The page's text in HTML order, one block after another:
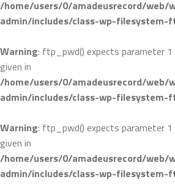
/home/users/0/amadeusrecord/
admin/includes/class-wp-filesystem-
Warning: ftp_pwd() expects parameter 1
given in
/home/users/0/amadeusrecord/
admin/includes/class-wp-filesystem-
Warning: ftp_pwd() expects parameter 1
given in
/home/users/0/amadeusrecord/
admin/includes/class-wp-filesystem-